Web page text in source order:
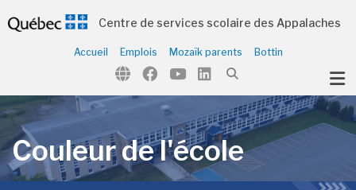
(Notre école )
Centre de services scolaire des Appalaches
Accueil Emplois Mozaïk parents Bottin
Couleur de l'école